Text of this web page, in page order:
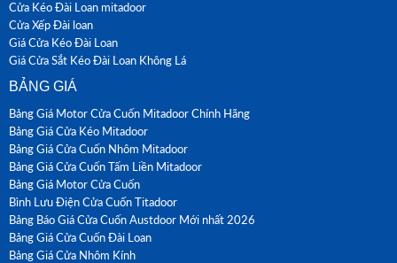
Cửa Kéo Đài Loan mitadoor
Cửa Xếp Đài loan
Giá Cửa Kéo Đài Loan
Giá Cửa Sắt Kéo Đài Loan Không Lá
BẢNG GIÁ
Bảng Giá Motor Cửa Cuốn Mitadoor Chính Hãng
Bảng Giá Cửa Kéo Mitadoor
Bảng Giá Cửa Cuốn Nhôm Mitadoor
Bảng Giá Cửa Cuốn Tấm Liền Mitadoor
Bảng Giá Motor Cửa Cuốn
Bình Lưu Điện Cửa Cuốn Titadoor
Bảng Báo Giá Cửa Cuốn Austdoor Mới nhất 2026
Bảng Giá Cửa Cuốn Đài Loan
Bảng Giá Cửa Nhôm Kính